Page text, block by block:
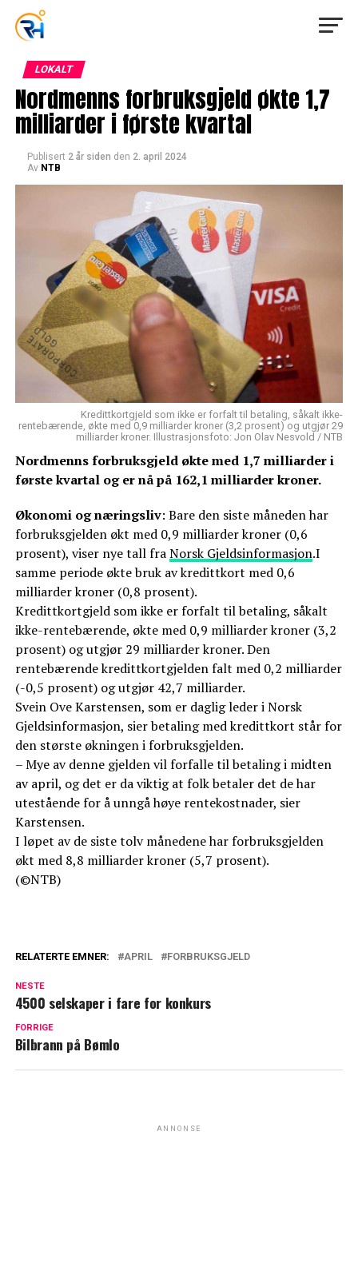
LOKALT
Nordmenns forbruksgjeld økte 1,7
milliarder i første kvartal
Publisert 2 år siden den 2. april 2024
Av NTB
Kredittkortgjeld som ikke er forfalt til betaling, såkalt ikke-
rentebærende, økte med 0,9 milliarder kroner (3,2 prosent) og utgjør 29
milliarder kroner. Illustrasjonsfoto: Jon Olav Nesvold / NTB
Nordmenns forbruksgjeld økte med 1,7 milliarder i
første kvartal og er nå på 162,1 milliarder kroner.
Økonomi og næringsliv: Bare den siste måneden har
forbruksgjelden økt med 0,9 milliarder kroner (0,6
prosent), viser nye tall fraNorsk Gjeldsinformasjon.I
samme periode økte bruk av kredittkort med 0,6
milliarder kroner (0,8 prosent).
Kredittkortgjeld som ikke er forfalt til betaling, såkalt
ikke-rentebærende, økte med 0,9 milliarder kroner (3,2
prosent) og utgjør 29 milliarder kroner. Den
rentebærende kredittkortgjelden falt med 0,2 milliarder
(-0,5 prosent) og utgjør 42,7 milliarder.
Svein Ove Karstensen, som er daglig leder i Norsk
Gjeldsinformasjon, sier betaling med kredittkort står for
den største økningen i forbruksgjelden.
– Mye av denne gjelden vil forfalle til betaling i midten
av april, og det er da viktig at folk betaler det de har
utestående for å unngå høye rentekostnader, sier
Karstensen.
I løpet av de siste tolv månedene har forbruksgjelden
økt med 8,8 milliarder kroner (5,7 prosent).
(©NTB)
RELATERTE EMNER: APRIL FORBRUKSGJELD
NESTE
4500 selskaper i fare for konkurs
FORRIGE
Bilbrann på Bømlo
ANNONSE